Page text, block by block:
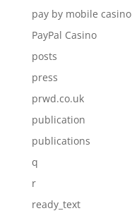
pay by mobile casino
PayPal Casino
posts
press
prwd.co.uk
publication
publications
q
r
ready_text